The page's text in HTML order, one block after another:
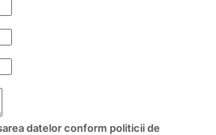
datelor conform politicii de